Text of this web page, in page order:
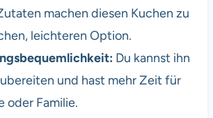
machen diesen Kuchen zu
leichteren Option.
Du kannst ihn
und hast mehr Zeit für
oder Familie.